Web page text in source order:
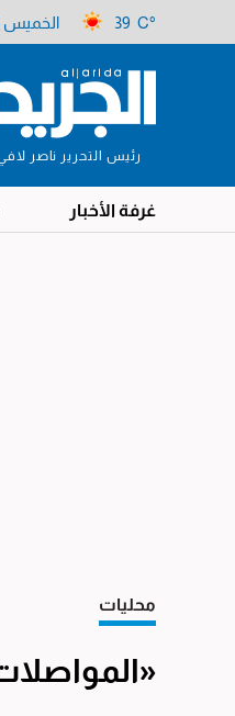
39 C° الخميس 06 أغسطس 2026
رئيس التحرير ناصر
غرفة الأخبار
محليات